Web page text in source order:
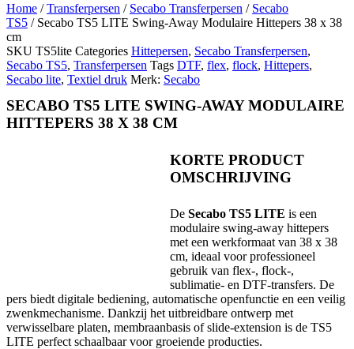
Home /Transferpersen / Secabo Transferpersen / Secabo
TS5 / Secabo TS5 LITE Swing-Away Modulaire Hittepers 38 x 38
cm
SKU TS5lite Categories Hittepersen, Secabo Transferpersen,
Secabo TS5, Transferpersen Tags DTF, flex, flock, Hittepers,
Secabo lite, Textiel druk Merk: Secabo
SECABO TS5 LITE SWING-AWAY MODULAIRE
HITTEPERS 38 X 38 CM
KORTE PRODUCT
OMSCHRIJVING
DeSecabo TS5 LITE is een
modulaire swing-away hittepers
met een werkformaat van 38 x 38
cm, ideaal voor professioneel
gebruik van flex-, flock-,
sublimatie- en DTF-transfers. De
pers biedt digitale bediening, automatische openfunctie en een veilig
zwenkmechanisme. Dankzij het uitbreidbare ontwerp met
verwisselbare platen, membraanbasis of slide-extension is de TS5
LITE perfect schaalbaar voor groeiende producties.